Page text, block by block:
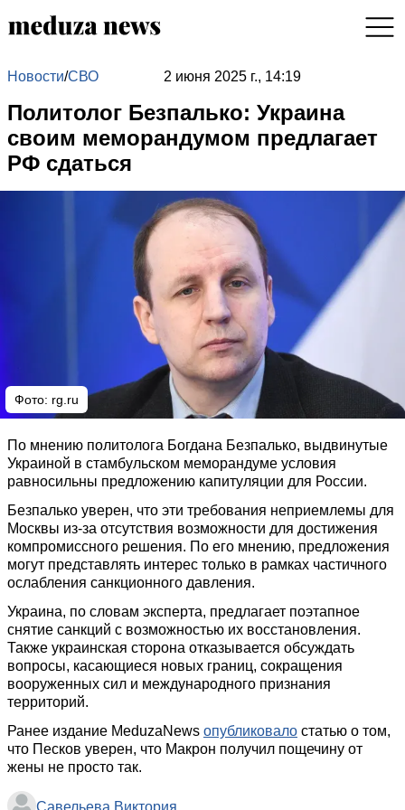
Новости/СВО 2 июня 2025 г., 14:19
Политолог Безпалько: Украина
своим меморандумом предлагает
РФ сдаться
Фото: rg.ru
По мнению политолога Богдана Безпалько, выдвинутые
Украиной в стамбульском меморандуме условия
равносильны предложению капитуляции для России.
Безпалько уверен, что эти требования неприемлемы для
Москвы из-за отсутствия возможности для достижения
компромиссного решения. По его мнению, предложения
могут представлять интерес только в рамках частичного
ослабления санкционного давления.
Украина, по словам эксперта, предлагает поэтапное
снятие санкций с возможностью их восстановления.
Также украинская сторона отказывается обсуждать
вопросы, касающиеся новых границ, сокращения
вооруженных сил и международного признания
территорий.
Ранее издание MeduzaNews опубликовало статью о том,
что Песков уверен, что Макрон получил пощечину от
жены не просто так.
Савельева Виктория